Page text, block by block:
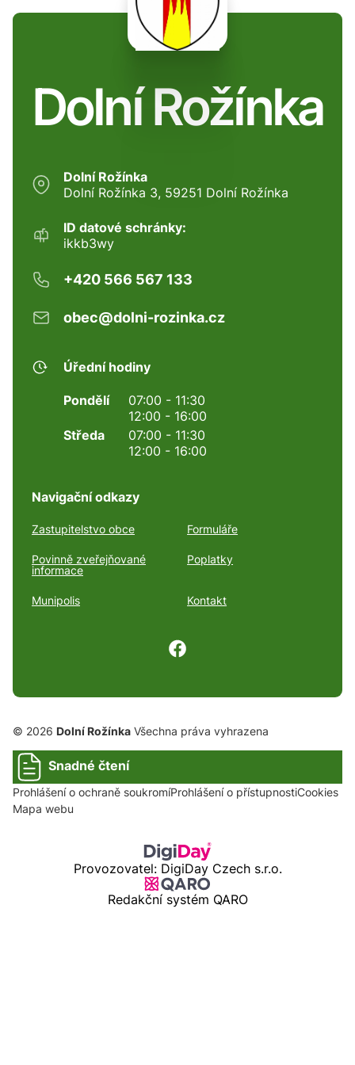
Dolní Rožínka
Dolní Rožínka
Dolní Rožínka 3, 59251 Dolní Rožínka
ID datové schránky:
ikkb3wy
+420 566 567 133
obec@dolni-rozinka.cz
Úřední hodiny
Pondělí
07:00 - 11:30
12:00 - 16:00
Středa
07:00 - 11:30
12:00 - 16:00
Navigační odkazy
Zastupitelstvo obce Formuláře
Povinně zveřejňované
informace
Poplatky
Munipolis Kontakt
© 2026 Dolní Rožínka Všechna práva vyhrazena
Snadné čtení
Prohlášení o ochraně soukromíProhlášení o přístupnostiCookies
Mapa webu
Provozovatel: DigiDay Czech s.r.o.
Redakční systém QARO